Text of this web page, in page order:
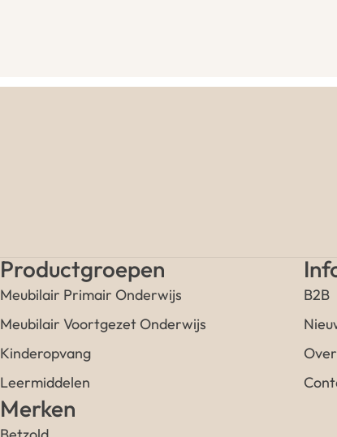
Productgroepen
Meubilair Primair Onderwijs
Meubilair Voortgezet Onderwijs
Kinderopvang
Leermiddelen
Merken
B2B